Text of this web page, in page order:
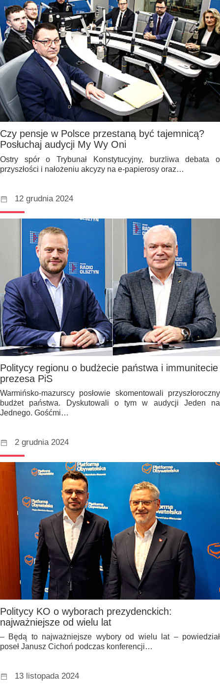
Czy pensje w Polsce przestaną być tajemnicą?
Posłuchaj audycji My Wy Oni
Ostry spór o Trybunał Konstytucyjny, burzliwa debata o
przyszłości i nałożeniu akcyzy na e-papierosy oraz…
12 grudnia 2024
Politycy regionu o budżecie państwa i immunitecie
prezesa PiS
Warmińsko-mazurscy posłowie skomentowali przyszłoroczny
budżet państwa. Dyskutowali o tym w audycji Jeden na
Jednego. Gośćmi…
2 grudnia 2024
Politycy KO o wyborach prezydenckich:
najważniejsze od wielu lat
– Będą to najważniejsze wybory od wielu lat – powiedział
poseł Janusz Cichoń podczas konferencji…
13 listopada 2024